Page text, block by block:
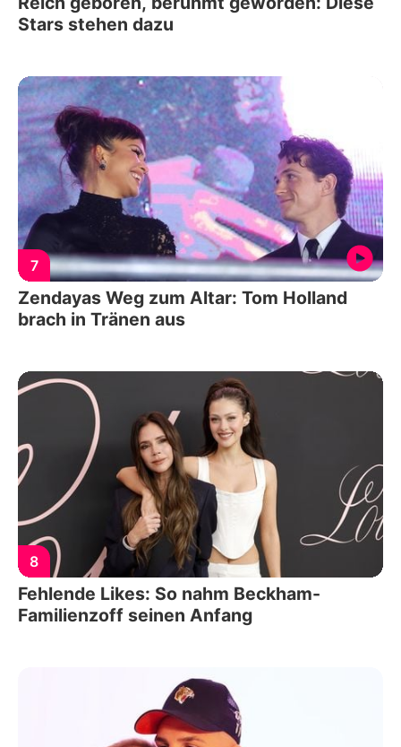
Stars stehen dazu
7
Zendayas Weg zum Altar: Tom Holland
brach in Tränen aus
8
Fehlende Likes: So nahm Beckham-
Familienzoff seinen Anfang